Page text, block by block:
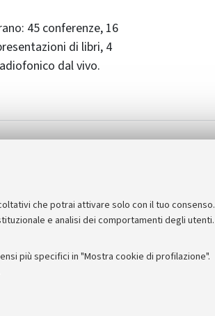
che potrai attivare solo con il tuo consenso.
e analisi dei comportamenti degli utenti.
più specifici in "Mostra cookie di profilazione".
45 conferenze, 16
di libri, 4
dal vivo.